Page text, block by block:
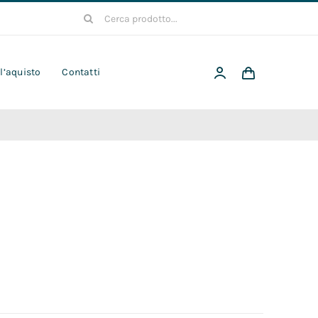
Cerca
Contatti